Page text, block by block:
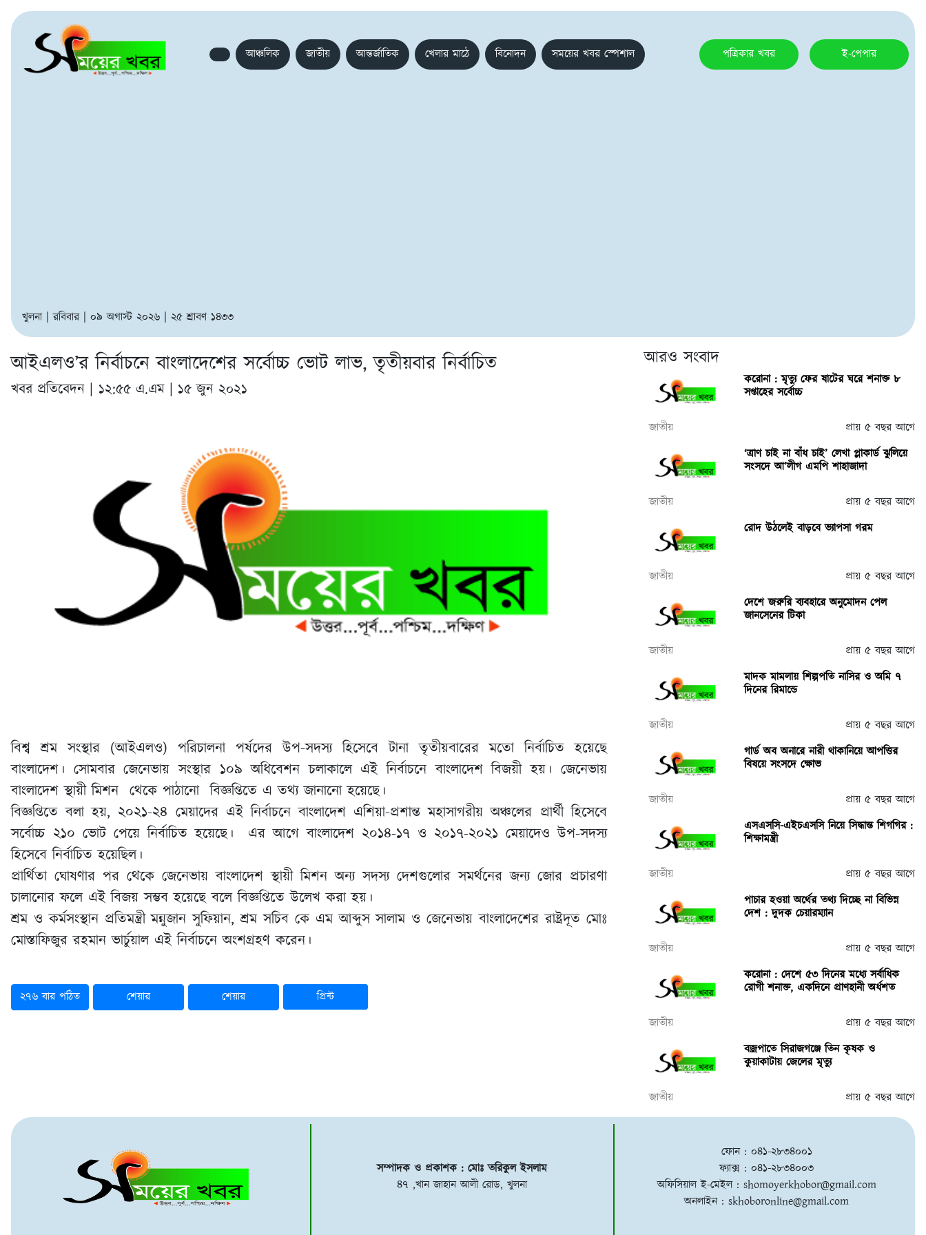
আঞ্চলিক জাতীয় আন্তর্জাতিক খেলার মাঠে বিনোদন সময়ের খবর স্পেশাল পত্রিকার খবর ই-পেপার
খুলনা | রবিবার | ০৯ অগাস্ট ২০২৬ | ২৫ শ্রাবণ ১৪৩৩
আইএলও’র নির্বাচনে বাংলাদেশের সর্বোচ্চ ভোট লাভ, তৃতীয়বার নির্বাচিত
খবর প্রতিবেদন | ১২:৫৫ এ.এম | ১৫ জুন ২০২১
বিশ্ব শ্রম সংস্থার (আইএলও) পরিচালনা পর্ষদের উপ-সদস্য হিসেবে টানা তৃতীয়বারের মতো নির্বাচিত হয়েছে
বাংলাদেশ। সোমবার জেনেভায় সংস্থার ১০৯ অধিবেশন চলাকালে এই নির্বাচনে বাংলাদেশ বিজয়ী হয়। জেনেভায়
বাংলাদেশ স্থায়ী মিশন থেকে পাঠানো বিজ্ঞপ্তিতে এ তথ্য জানানো হয়েছে।
বিজ্ঞপ্তিতে বলা হয়, ২০২১-২৪ মেয়াদের এই নির্বাচনে বাংলাদেশ এশিয়া-প্রশান্ত মহাসাগরীয় অঞ্চলের প্রার্থী হিসেবে
সর্বোচ্চ ২১০ ভোট পেয়ে নির্বাচিত হয়েছে। এর আগে বাংলাদেশ ২০১৪-১৭ ও ২০১৭-২০২১ মেয়াদেও উপ-সদস্য
হিসেবে নির্বাচিত হয়েছিল।
প্রার্থিতা ঘোষণার পর থেকে জেনেভায় বাংলাদেশ স্থায়ী মিশন অন্য সদস্য দেশগুলোর সমর্থনের জন্য জোর প্রচারণা
চালানোর ফলে এই বিজয় সম্ভব হয়েছে বলে বিজ্ঞপ্তিতে উলে­খ করা হয়।
শ্রম ও কর্মসংস্থান প্রতিমন্ত্রী মন্নুজান সুফিয়ান, শ্রম সচিব কে এম আব্দুস সালাম ও জেনেভায় বাংলাদেশের রাষ্ট্রদূত মোঃ
মোস্তাফিজুর রহমান ভার্চুয়াল এই নির্বাচনে অংশগ্রহণ করেন।
২৭৬ বার পঠিত শেয়ার শেয়ার প্রিন্ট
আরও সংবাদ
করোনা : মৃত্যু ফের ষাটের ঘরে শনাক্ত ৮
সপ্তাহের সর্বোচ্চ
জাতীয়
প্রায় ৫ বছর আগে
‘ত্রাণ চাই না বাঁধ চাই’ লেখা প্লাকার্ড ঝুলিয়ে
সংসদে আ’লীগ এমপি শাহাজাদা
জাতীয়
প্রায় ৫ বছর আগে
রোদ উঠলেই বাড়বে ভ্যাপসা গরম
জাতীয়
প্রায় ৫ বছর আগে
দেশে জরুরি ব্যবহারে অনুমোদন পেল
জানসেনের টিকা
জাতীয়
প্রায় ৫ বছর আগে
মাদক মামলায় শিল্পপতি নাসির ও অমি ৭
দিনের রিমান্ডে
জাতীয়
প্রায় ৫ বছর আগে
গার্ড অব অনারে নারী থাকানিয়ে আপত্তির
বিষয়ে সংসদে ক্ষোভ
জাতীয়
প্রায় ৫ বছর আগে
এসএসসি-এইচএসসি নিয়ে সিদ্ধান্ত শিগগির :
শিক্ষামন্ত্রী
জাতীয়
প্রায় ৫ বছর আগে
পাচার হওয়া অর্থের তথ্য দিচ্ছে না বিভিন্ন
দেশ : দুদক চেয়ারম্যান
জাতীয়
প্রায় ৫ বছর আগে
করোনা : দেশে ৫৩ দিনের মধ্যে সর্বাধিক
রোগী শনাক্ত, একদিনে প্রাণহানী অর্ধশত
জাতীয়
প্রায় ৫ বছর আগে
বজ্রপাতে সিরাজগঞ্জে তিন কৃষক ও
কুয়াকাটায় জেলের মৃত্যু
জাতীয় প্রায় ৫ বছর আগে
সম্পাদক ও প্রকাশক : মোঃ তরিকুল ইসলাম
৪৭ ,খান জাহান আলী রোড, খুলনা
ফোন : ০৪১-২৮৩৪০০১
ফ্যাক্স : ০৪১-২৮৩৪০০৩
অফিসিয়াল ই-মেইল : shomoyerkhobor@gmail.com
অনলাইন :skhoboronline@gmail.com